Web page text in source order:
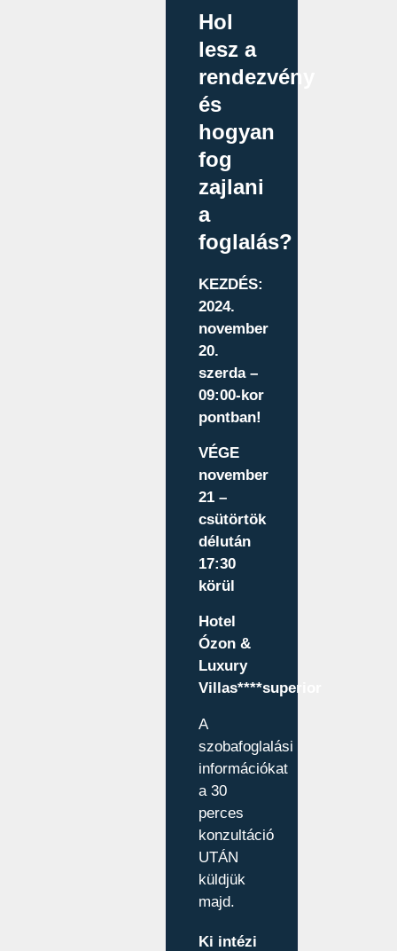
Hol
lesz a
rendezvény
és
hogyan
fog
zajlani
a
foglalás?
KEZDÉS:
2024.
november
20.
szerda –
09:00-kor
pontban!
VÉGE
november
21 –
csütörtök
délután
17:30
körül
Hotel
Ózon &
Luxury
Villas****superior
A
szobafoglalási
információkat
a 30
perces
konzultáció
UTÁN
küldjük
majd.
Ki intézi